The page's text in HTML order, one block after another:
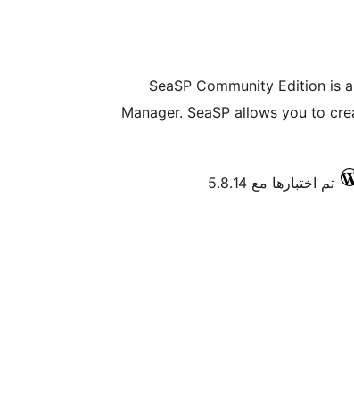
SeaSP Community Edition is
Manager. SeaSP allows you to
تم اختبارها مع 5.8.14